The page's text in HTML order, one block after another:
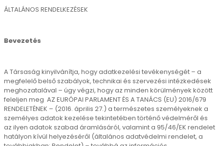
ÁLTALÁNOS RENDELKEZÉSEK
Bevezetés
A Társaság kinyilvánítja, hogy adatkezelési tevékenységét – a
megfelelő belső szabályok, technikai és szervezési intézkedések
meghozatalával – úgy végzi, hogy az minden körülmények között
feleljen meg AZ EURÓPAI PARLAMENT ÉS A TANÁCS (EU) 2016/679
RENDELETÉNEK – (2016. április 27.) a természetes személyeknek a
személyes adatok kezelése tekintetében történő védelméről és
az ilyen adatok szabad áramlásáról, valamint a 95/46/EK rendelet
hatályon kívül helyezéséről (általános adatvédelmi rendelet, a